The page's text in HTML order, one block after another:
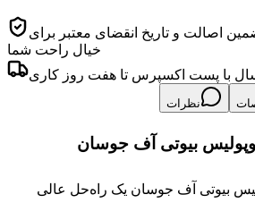
اصالت و تاریخ انقضای معتبر برای
خیال راحت شما
با پست اکسپرس تا هفت روز کاری
نظرات
بیوتی آف جوسان
بیوتی آف جوسان یک راه‌حل عالی